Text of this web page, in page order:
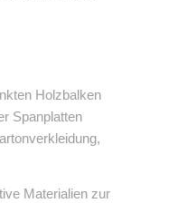
Holzbalken
Spanplatten
Materialien zur